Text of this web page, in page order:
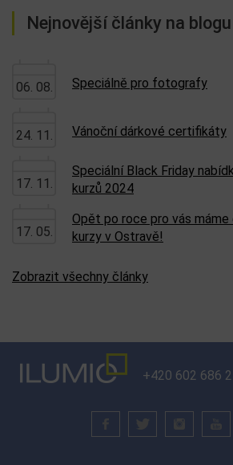
Nejnovější články na blogu
06. 08. Speciálně pro fotografy
24. 11. Vánoční dárkové certifikáty
17. 11.
Speciální Black Friday
kurzů 2024
17. 05.
Opět po roce pro vás máme
kurzy v Ostravě!
Zobrazit všechny články
+420 602 686